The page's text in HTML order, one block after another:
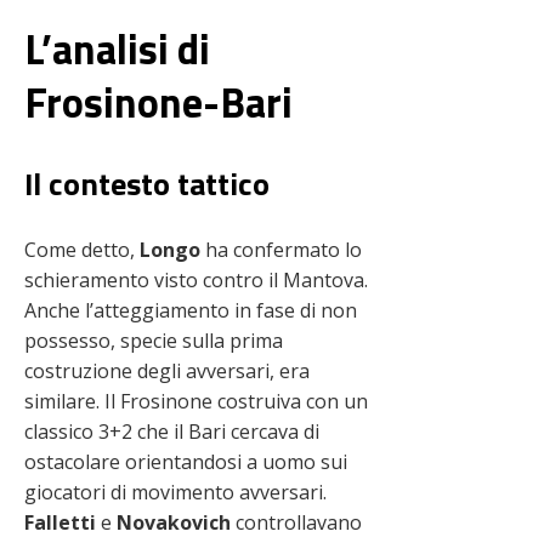
L’analisi di
Frosinone-Bari
Il contesto tattico
Come detto, Longo ha confermato lo
schieramento visto contro il Mantova.
Anche l’atteggiamento in fase di non
possesso, specie sulla prima
costruzione degli avversari, era
similare. Il Frosinone costruiva con un
classico 3+2 che il Bari cercava di
ostacolare orientandosi a uomo sui
giocatori di movimento avversari.
Falletti e Novakovich controllavano